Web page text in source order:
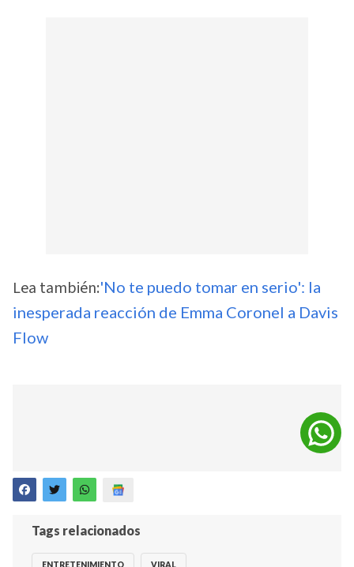
Lea también:'No te puedo tomar en serio': la
inesperada reacción de Emma Coronel a Davis
Flow
Tags relacionados
ENTRETENIMIENTO VIRAL